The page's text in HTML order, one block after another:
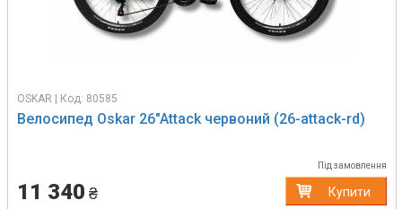
OSKAR | Код: 80585
Велосипед Oskar 26"Attack червоний (26-attack-rd)
Під замовлення
11 340 ₴ Купити